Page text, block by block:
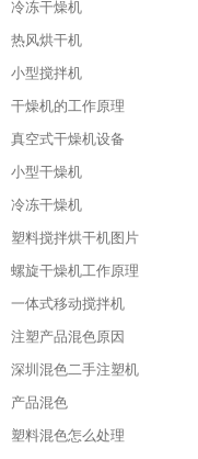
冷冻干燥机
热风烘干机
小型搅拌机
干燥机的工作原理
真空式干燥机设备
小型干燥机
冷冻干燥机
塑料搅拌烘干机图片
螺旋干燥机工作原理
一体式移动搅拌机
注塑产品混色原因
深圳混色二手注塑机
产品混色
塑料混色怎么处理